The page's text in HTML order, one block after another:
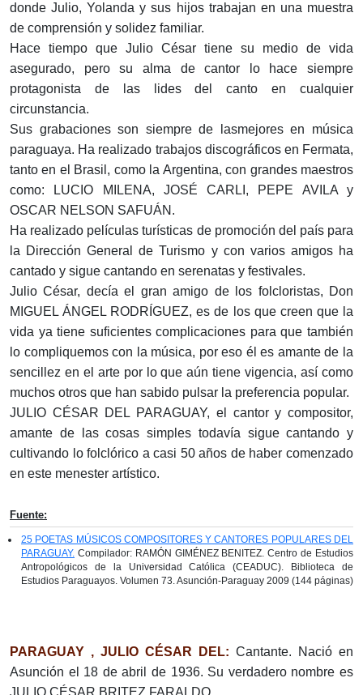
donde Julio, Yolanda y sus hijos trabajan en una muestra
de comprensión y solidez familiar.
Hace tiempo que Julio César tiene su medio de vida
asegurado, pero su alma de cantor lo hace siempre
protagonista de las lides del canto en cualquier
circunstancia.
Sus grabaciones son siempre de lasmejores en música
paraguaya. Ha realizado trabajos discográficos en Fermata,
tanto en el Brasil, como la Argentina, con grandes maestros
como: LUCIO MILENA, JOSÉ CARLI, PEPE AVILA y
OSCAR NELSON SAFUÁN.
Ha realizado películas turísticas de promoción del país para
la Dirección General de Turismo y con varios amigos ha
cantado y sigue cantando en serenatas y festivales.
Julio César, decía el gran amigo de los folcloristas, Don
MIGUEL ÁNGEL RODRÍGUEZ, es de los que creen que la
vida ya tiene suficientes complicaciones para que también
lo compliquemos con la música, por eso él es amante de la
sencillez en el arte por lo que aún tiene vigencia, así como
muchos otros que han sabido pulsar la preferencia popular.
JULIO CÉSAR DEL PARAGUAY, el cantor y compositor,
amante de las cosas simples todavía sigue cantando y
cultivando lo folclórico a casi 50 años de haber comenzado
en este menester artístico.
Fuente:
25 POETAS MÚSICOS COMPOSITORES Y CANTORES POPULARES DEL
PARAGUAY. Compilador: RAMÓN GIMÉNEZ BENITEZ. Centro de Estudios
Antropológicos de la Universidad Católica (CEADUC). Biblioteca de
Estudios Paraguayos. Volumen 73. Asunción-Paraguay 2009 (144 páginas)
PARAGUAY , JULIO CÉSAR DEL: Cantante. Nació en
Asunción el 18 de abril de 1936. Su verdadero nombre es
JULIO CÉSAR BRITEZ FARALDO.